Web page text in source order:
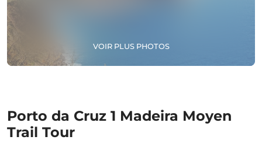
VOIR PLUS PHOTOS
Porto da Cruz 1 Madeira Moyen
Trail Tour